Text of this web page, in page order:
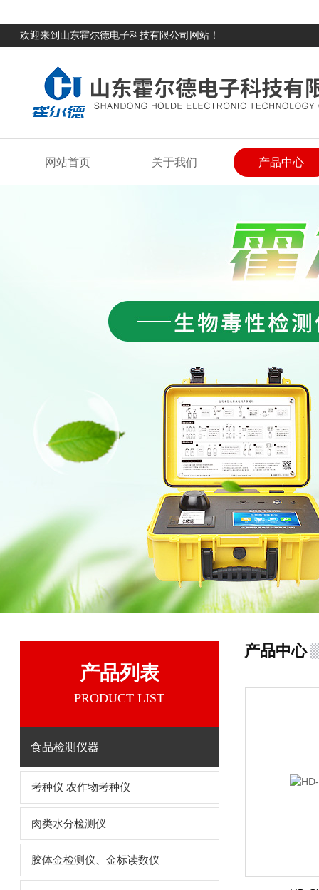
欢迎来到山东霍尔德电子科技有限公司网站！
网站首页 关于我们 产品中心
产品列表
PRODUCT LIST
食品检测仪器
考种仪 农作物考种仪
肉类水分检测仪
胶体金检测仪、金标读数仪
产品中心